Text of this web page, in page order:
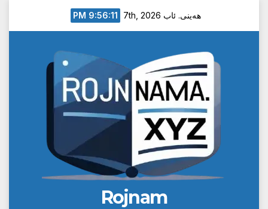
هەینی. ئاب 7th, 2026 9:56:12 PM
Rojnam